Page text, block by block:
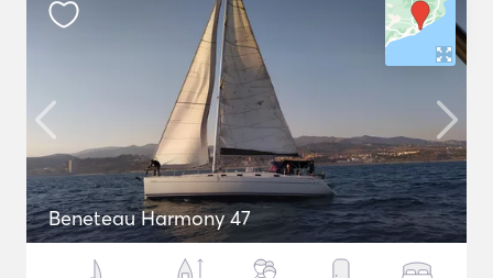
Beneteau Harmony 47